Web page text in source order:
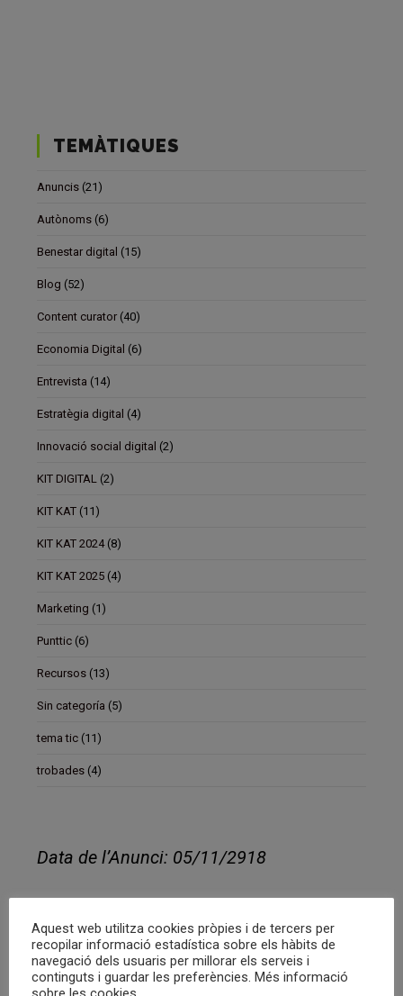
TEMÀTIQUES
Anuncis (21)
Autònoms (6)
Benestar digital (15)
Blog (52)
Content curator (40)
Economia Digital (6)
Entrevista (14)
Estratègia digital (4)
Innovació social digital (2)
KIT DIGITAL (2)
KIT KAT (11)
KIT KAT 2024 (8)
KIT KAT 2025 (4)
Marketing (1)
Punttic (6)
Recursos (13)
Sin categoría (5)
tema tic (11)
trobades (4)
Data de l’Anunci: 05/11/2918
Espai de coworking de Granollers
cerca Community manager, per portar
Aquest web utilitza cookies pròpies i de tercers per
recopilar informació estadística sobre els hàbits de
navegació dels usuaris per millorar els serveis i
continguts i guardar les preferències. Més informació